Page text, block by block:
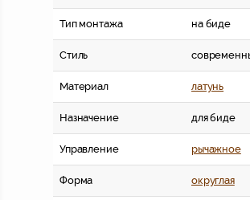
Тип монтажа на биде
Стиль
Материал латунь
Назначение для биде
Управление рычажное
Форма округлая